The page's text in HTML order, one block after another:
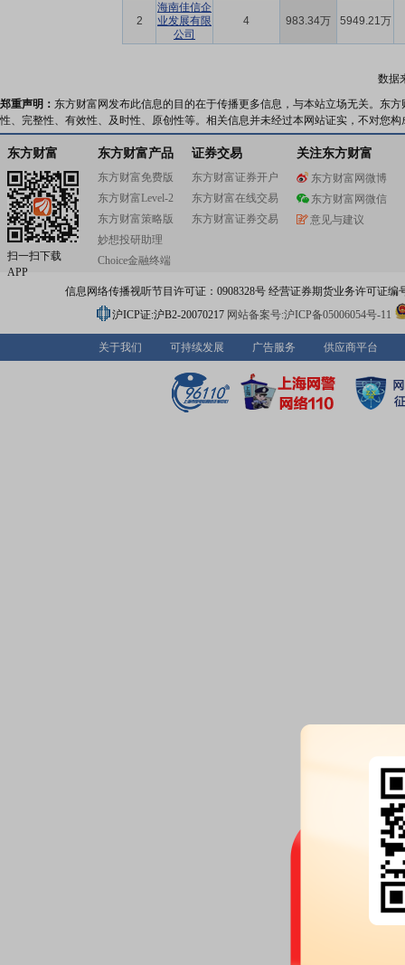
2
海南佳信企
业发展有限
公司
4 983.34万 5949.21万
数据
郑重声明： 东方财富网发布此信息的目的在于传播更多信息，与本站立场无关。东
性、完整性、有效性、及时性、原创性等。相关信息并未经过本网站证实，不对您
东方财富
扫一扫下载
APP
东方财富产品
东方财富免费版
东方财富Level-2
东方财富策略版
妙想投研助理
Choice金融终端
证券交易
东方财富证券开户
东方财富在线交易
东方财富证券交易
关注东方财富
东方财富网微博
东方财富网微信
意见与建议
信息网络传播视听节目许可证：0908328号 经营证券期货业务许可证编
沪ICP证:沪B2-20070217 网站备案号:沪ICP备05006054号-11
关于我们 可持续发展 广告服务 供应商平台